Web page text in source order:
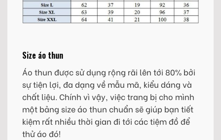
Size áo thun
Áo thun được sử dụng rộng rãi lên tới 80% bởi
sự tiện lợi, đa dạng về mẫu mã, kiểu dáng và
chất liệu. Chính vì vậy, việc trang bị cho mình
một bảng size áo thun chuẩn sẽ giúp bạn tiết
kiệm rất nhiều thời gian đi tới các tiệm đồ để
thử áo đó!